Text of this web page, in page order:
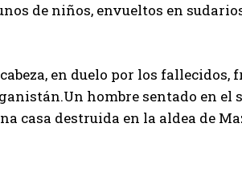
de niños, envueltos en
en duelo por los fallecidos,
hombre sentado en el
casa destruida en la aldea de